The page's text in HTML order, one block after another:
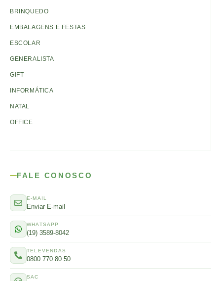
BRINQUEDO
EMBALAGENS E FESTAS
ESCOLAR
GENERALISTA
GIFT
INFORMÁTICA
NATAL
OFFICE
FALE CONOSCO
E-MAIL
Enviar E-mail
WHATSAPP
(19) 3589-8042
TELEVENDAS
0800 770 80 50
SAC